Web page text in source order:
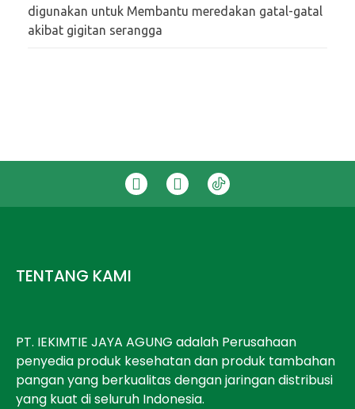
digunakan untuk Membantu meredakan gatal-gatal
akibat gigitan serangga
TENTANG KAMI
PT. IEKIMTIE JAYA AGUNG adalah Perusahaan
penyedia produk kesehatan dan produk tambahan
pangan yang berkualitas dengan jaringan distribusi
yang kuat di seluruh Indonesia.